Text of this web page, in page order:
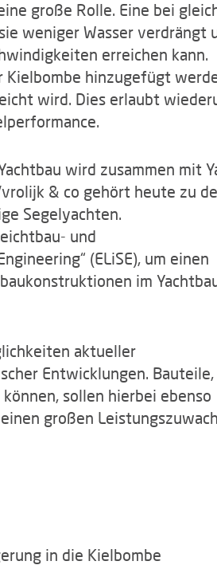
große Rolle. Eine bei
weniger Wasser verdrängt
erreichen kann.
Kielbombe hinzugefügt
wird. Dies erlaubt
wird zusammen mit
& co gehört heute zu
Segelyachten.
und
(ELiSE), um einen
im
aktueller
Entwicklungen. Bauteile,
sollen hierbei ebenso
großen
in die Kielbombe